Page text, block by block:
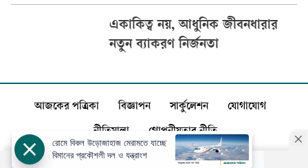
একাকিত্ব নয়, আধুনিক জীবনধারার
নতুন ব্যাকরণ নির্জনতা
আজকের পত্রিকা বিজ্ঞাপন সার্কুলেশন যোগাযোগ
নীতিমালা গোপনীয়তার নীতি
রোমে বিকল উড়োজাহাজ মেরামতে যাচ্ছে
বিমানের প্রকৌশলী দল ও যন্ত্রাংশ